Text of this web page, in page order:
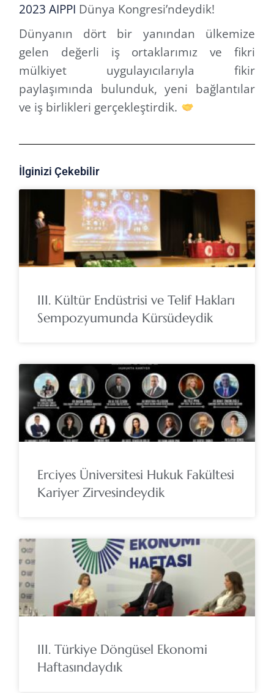
2023 AIPPI Dünya Kongresi’ndeydik!
Dünyanın dört bir yanından ülkemize
gelen değerli iş ortaklarımız ve fikri
mülkiyet uygulayıcılarıyla fikir
paylaşımında bulunduk, yeni bağlantılar
ve iş birlikleri gerçekleştirdik.
İlginizi Çekebilir
III. Kültür Endüstrisi ve Telif Hakları
Sempozyumunda Kürsüdeydik
Erciyes Üniversitesi Hukuk Fakültesi
Kariyer Zirvesindeydik
III. Türkiye Döngüsel Ekonomi
Haftasındaydık